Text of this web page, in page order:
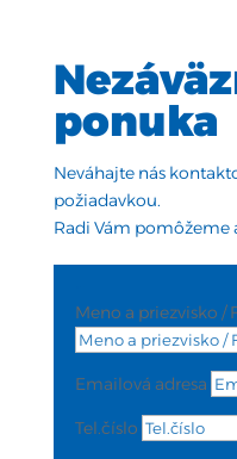
ponuka
Neváhajte nás
požiadavkou.
Radi Vám pomôžeme
Meno a priezvisko /
Emailová adresa
Tel.číslo